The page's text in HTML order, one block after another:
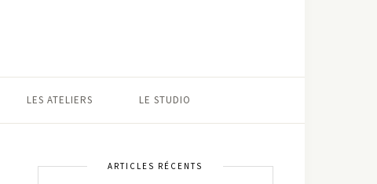
LES ATELIERS LE STUDIO
ARTICLES RÉCENTS